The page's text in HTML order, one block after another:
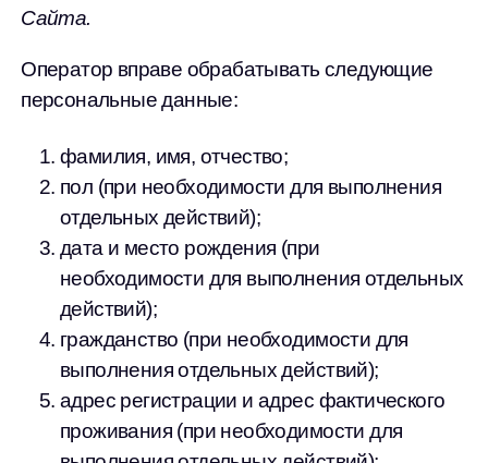
Сайта.
Оператор вправе обрабатывать следующие
персональные данные:
фамилия, имя, отчество;
пол (при необходимости для выполнения
отдельных действий);
дата и место рождения (при
необходимости для выполнения отдельных
действий);
гражданство (при необходимости для
выполнения отдельных действий);
адрес регистрации и адрес фактического
проживания (при необходимости для